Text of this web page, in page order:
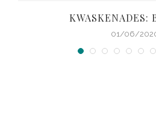
KWASKENADES:
01/06/